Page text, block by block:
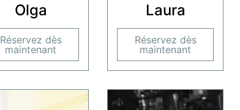
Olga
Réservez dès
maintenant
Laura
Réservez dès
maintenant